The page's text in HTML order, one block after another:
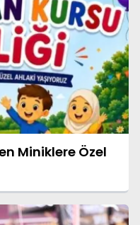
Miniklere Özel